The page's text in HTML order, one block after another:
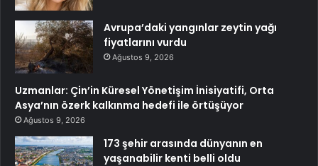
Avrupa’daki yangınlar zeytin yağı
fiyatlarını vurdu
Ağustos 9, 2026
Uzmanlar: Çin’in Küresel Yönetişim İnisiyatifi, Orta
Asya’nın özerk kalkınma hedefi ile örtüşüyor
Ağustos 9, 2026
173 şehir arasında dünyanın en
yaşanabilir kenti belli oldu